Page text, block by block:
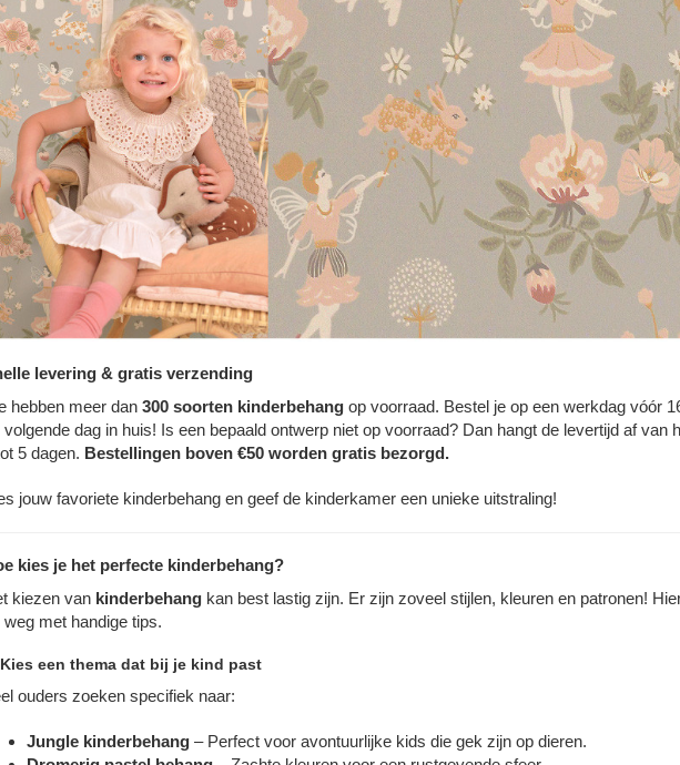
levering & gratis verzending
hebben meer dan 300 soorten kinderbehang op voorraad. Bestel je op een werkdag vóór
volgende dag in huis! Is een bepaald ontwerp niet op voorraad? Dan hangt de levertijd af van
5 dagen. Bestellingen boven €50 worden gratis bezorgd.
jouw favoriete kinderbehang en geef de kinderkamer een unieke uitstraling!
kies je het perfecte kinderbehang?
kiezen van kinderbehang kan best lastig zijn. Er zijn zoveel stijlen, kleuren en patronen!
weg met handige tips.
een thema dat bij je kind past
ouders zoeken specifiek naar:
Jungle kinderbehang – Perfect voor avontuurlijke kids die gek zijn op dieren.